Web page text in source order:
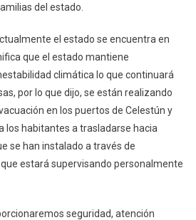
del estado.
el estado se encuentra en
que el estado mantiene
climática lo que continuará
por lo que dijo, se están realizando
en los puertos de Celestún y
los habitantes a trasladarse hacia
se han instalado a través de
estará supervisando personalmente
seguridad, atención